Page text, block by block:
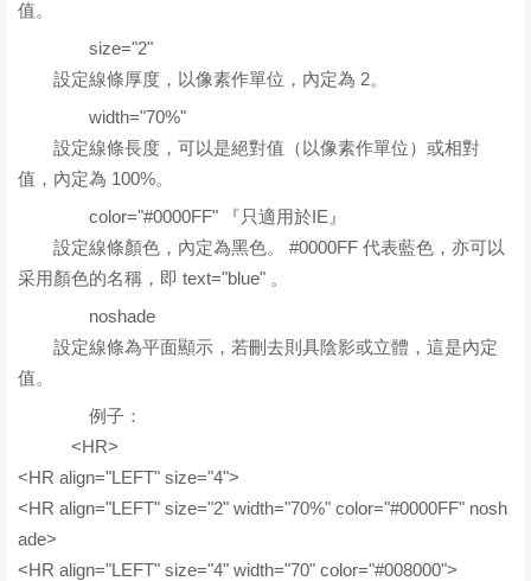
值。
size="2"
設定線條厚度，以像素作單位，內定為 2。
width="70%"
設定線條長度，可以是絕對值（以像素作單位）或相對
值，內定為 100%。
color="#0000FF" 『只適用於IE』
設定線條顏色，內定為黑色。 #0000FF 代表藍色，亦可以
采用顏色的名稱，即 text="blue" 。
noshade
設定線條為平面顯示，若刪去則具陰影或立體，這是內定
值。
例子：
<HR>
<HR align="LEFT" size="4">
<HR align="LEFT" size="2" width="70%" color="#0000FF" nosh
ade>
<HR align="LEFT" size="4" width="70" color="#008000">